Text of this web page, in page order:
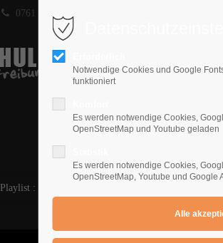
0761 400 10 64
Home E-
Playlist : Blues Riffs
Notwendige Cookies und Google
funktioniert
Es werden notwendige Cookies,
OpenStreetMap und Youtube geladen
Es werden notwendige Cookies,
OpenStreetMap, Youtube und Google